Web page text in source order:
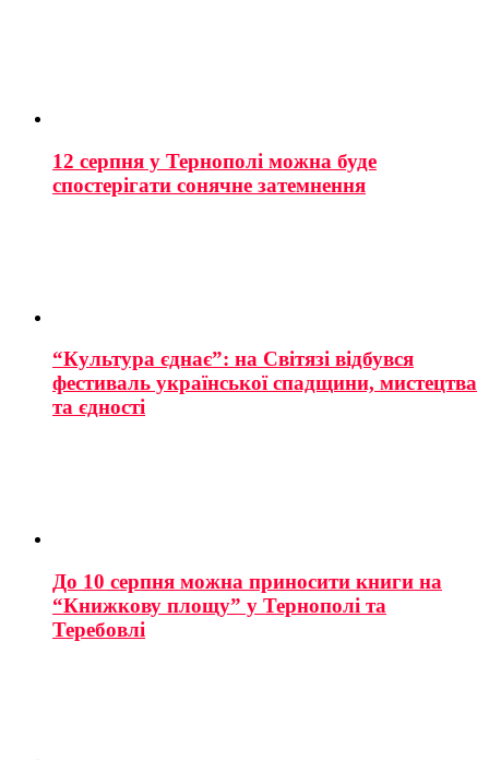
12 серпня у Тернополі можна буде
спостерігати сонячне затемнення
“Культура єднає”: на Світязі відбувся
фестиваль української спадщини, мистецтва
та єдності
До 10 серпня можна приносити книги на
“Книжкову площу” у Тернополі та
Теребовлі